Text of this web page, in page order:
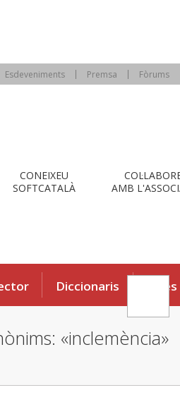
Esdeveniments Premsa Fòrums
CONEIXEU
SOFTCATALÀ
AMB
Diccionaris Eines
«inclemència»